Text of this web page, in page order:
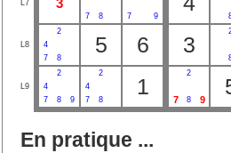
L7 3
7 8 7 9
L8
2
4
7
8
5 6 3
L9
2
4
7
8 9
2
4
7
8
1
2
7 8 9
En pratique ...